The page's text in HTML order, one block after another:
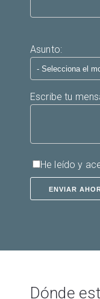
Asunto:
Escribe tu
He leído y
Dónde